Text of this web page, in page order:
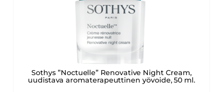
Sothys ”Noctuelle” Renovative Night Cream,
uudistava aromaterapeuttinen yövoide, 50 ml.